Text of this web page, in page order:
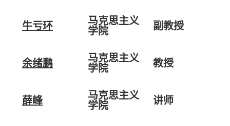
牛亏环
马克思主义
学院
副教授
余绪鹏
马克思主义
学院
教授
薛峰
马克思主义
学院
讲师